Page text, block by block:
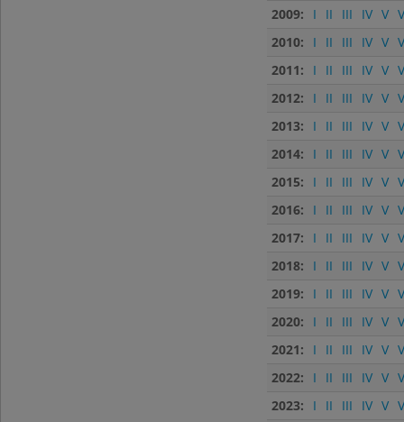
2009: I II III IV V
2010:
I II III IV V
2011:
I II III IV V
2012:
I II III IV V
2013:
I II III IV V
2014:
I II III IV V
2015:
I II III IV V
2016:
I II III IV V
2017:
I II III IV V
2018:
I II III IV V
2019:
I II III IV V
2020:
I II III IV V
2021:
I II III IV V
2022:
I II III IV V
2023:
I II III IV V